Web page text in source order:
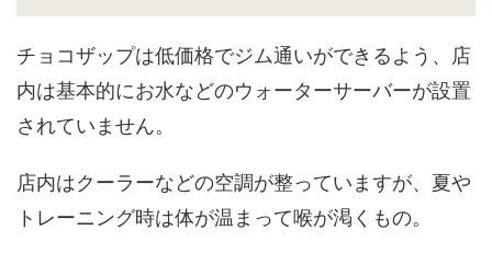
チョコザップは低価格でジム通いができるよう、店
内は基本的にお水などのウォーターサーバーが設置
されていません。
店内はクーラーなどの空調が整っていますが、夏や
トレーニング時は体が温まって喉が渇くもの。